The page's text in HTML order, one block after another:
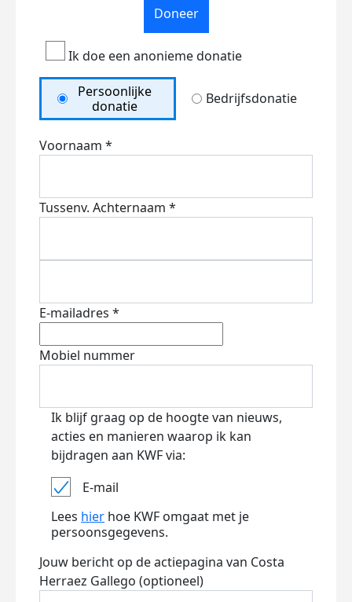
Doneer
Ik doe een anonieme donatie
Persoonlijke
donatie
Bedrijfsdonatie
Voornaam *
Tussenv. Achternaam *
E-mailadres *
Mobiel nummer
Ik blijf graag op de hoogte van nieuws,
acties en manieren waarop ik kan
bijdragen aan KWF via:
E-mail
Lees hier hoe KWF omgaat met je
persoonsgegevens.
Jouw bericht op de actiepagina van Costa
Herraez Gallego (optioneel)